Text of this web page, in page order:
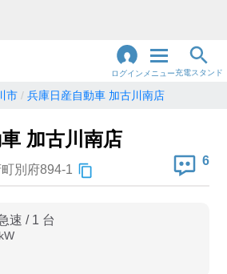
ログイン メニュー充電スタンド
住所で検索
示
示
市 兵庫日産自動車 加古川南店
加古川南店
別府894-1
6
速 / 1 台
kW